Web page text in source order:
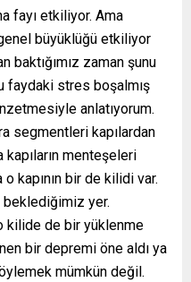
fayı etkiliyor. Ama
büyüklüğü etkiliyor
baktığımız zaman şunu
faydaki stres boşalmış
anlatıyorum.
segmentleri kapılardan
kapıların menteşeleri
o kapının bir de kilidi var.
beklediğimiz yer.
kilide de bir yüklenme
bir depremi öne aldı ya
mümkün değil.